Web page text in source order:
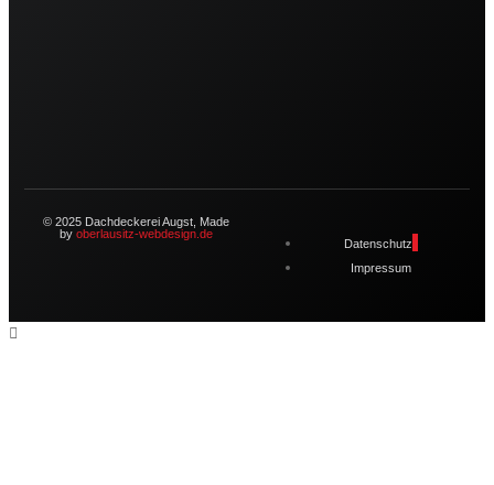
© 2025 Dachdeckerei Augst, Made
by oberlausitz-webdesign.de
Datenschutz
Impressum